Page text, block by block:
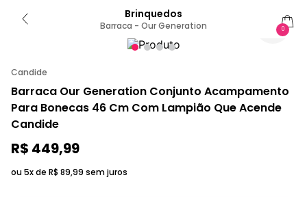
Brinquedos
Barraca - Our Generation 0
Candide
Barraca Our Generation Conjunto Acampamento
Para Bonecas 46 Cm Com Lampião Que Acende
Candide
R$ 449,99
ou 5x de R$ 89,99 sem juros